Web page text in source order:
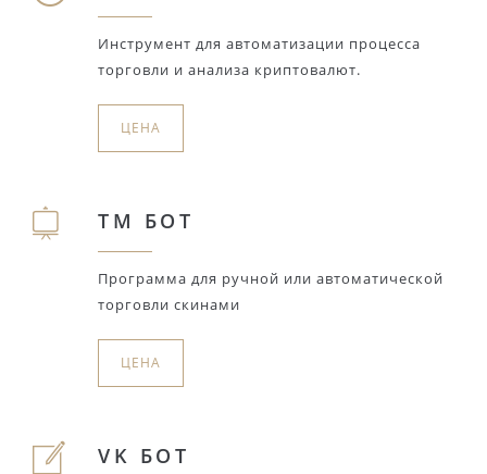
Инструмент для автоматизации процесса
торговли и анализа криптовалют.
ЦЕНА
TM БОТ
Программа для ручной или автоматической
торговли скинами
ЦЕНА
VK БОТ